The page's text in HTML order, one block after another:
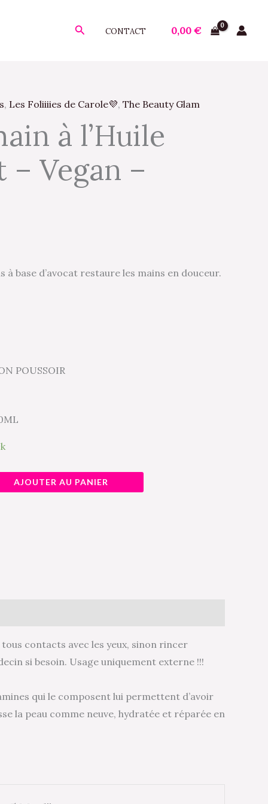
Rechercher
CONTACT 0,00 €
, Les Foliiiies de Carole💜, The Beauty Glam
à l’Huile
– Vegan –
à base d’avocat restaure les mains en douceur.
POUSSOIR
AJOUTER AU PANIER
contacts avec les yeux, sinon rincer
si besoin. Usage uniquement externe !!!
qui le composent lui permettent d’avoir
la peau comme neuve, hydratée et réparée en